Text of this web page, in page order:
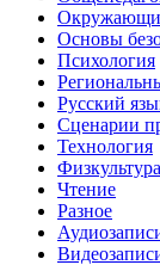
Основы
Психология
Русский
Сценарии
Технология
Физкультура
Чтение
Разное